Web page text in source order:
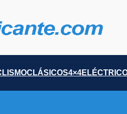
CLÁSICOS4×4